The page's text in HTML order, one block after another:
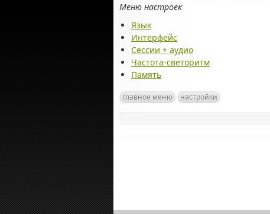
Меню настроек
Язык
Интерфейс
Сессии + аудио
Частота-светоритм
Память
главное меню настройки